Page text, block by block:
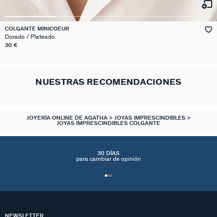
COLGANTE MINICOEUR
Dorado / Plateado
30 €
NUESTRAS RECOMENDACIONES
JOYERÍA ONLINE DE AGATHA
JOYAS IMPRESCINDIBLES
JOYAS IMPRESCINDIBLES COLGANTE
30 DÍAS
para cambiar de opinión